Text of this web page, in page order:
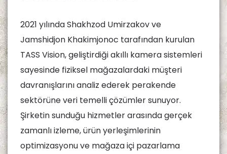
2021 yılında Shakhzod Umirzakov ve
Jamshidjon Khakimjonoc tarafından kurulan
TASS Vision, geliştirdiği akıllı kamera sistemleri
sayesinde fiziksel mağazalardaki müşteri
davranışlarını analiz ederek perakende
sektörüne veri temelli çözümler sunuyor.
Şirketin sunduğu hizmetler arasında gerçek
zamanlı izleme, ürün yerleşimlerinin
optimizasyonu ve mağaza içi pazarlama